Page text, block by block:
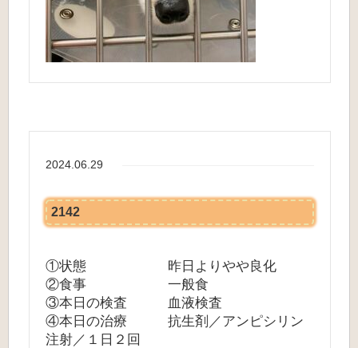
2024.06.29
2142
①状態 昨日よりやや良化
②食事 一般食
③本日の検査 血液検査
④本日の治療 抗生剤／アンピシリン
注射／１日２回